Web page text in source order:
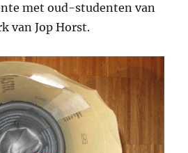
met oud-studenten van
van Jop Horst.